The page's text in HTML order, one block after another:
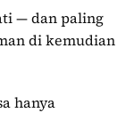
— dan paling
di kemudian
hanya